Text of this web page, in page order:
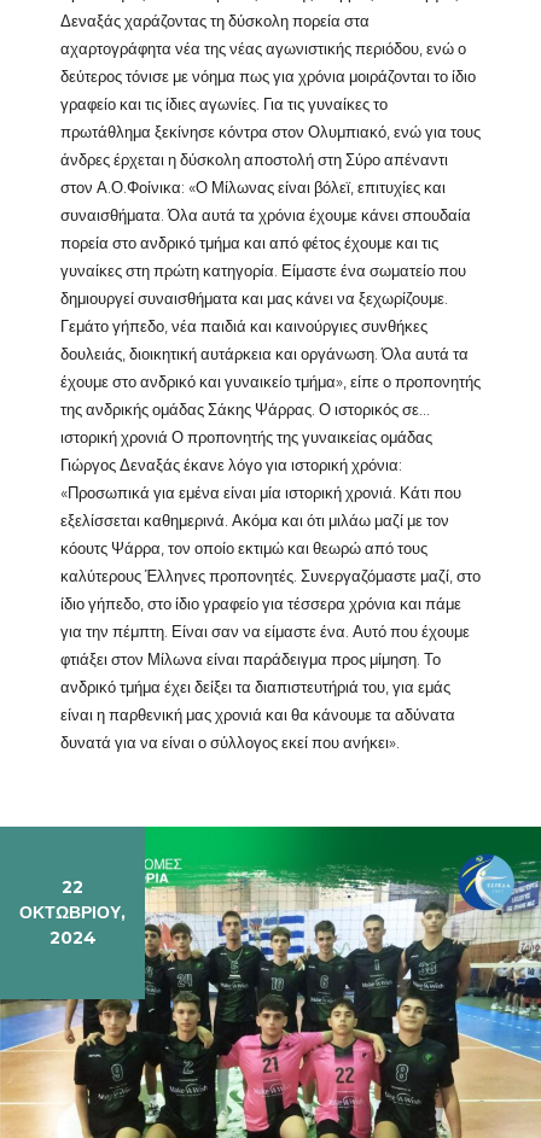
Δεναξάς χαράζοντας τη δύσκολη πορεία στα
αχαρτογράφητα νέα της νέας αγωνιστικής περιόδου, ενώ ο
δεύτερος τόνισε με νόημα πως για χρόνια μοιράζονται το ίδιο
γραφείο και τις ίδιες αγωνίες. Για τις γυναίκες το
πρωτάθλημα ξεκίνησε κόντρα στον Ολυμπιακό, ενώ για τους
άνδρες έρχεται η δύσκολη αποστολή στη Σύρο απέναντι
στον Α.Ο.Φοίνικα: «Ο Μίλωνας είναι βόλεϊ, επιτυχίες και
συναισθήματα. Όλα αυτά τα χρόνια έχουμε κάνει σπουδαία
πορεία στο ανδρικό τμήμα και από φέτος έχουμε και τις
γυναίκες στη πρώτη κατηγορία. Είμαστε ένα σωματείο που
δημιουργεί συναισθήματα και μας κάνει να ξεχωρίζουμε.
Γεμάτο γήπεδο, νέα παιδιά και καινούργιες συνθήκες
δουλειάς, διοικητική αυτάρκεια και οργάνωση. Όλα αυτά τα
έχουμε στο ανδρικό και γυναικείο τμήμα», είπε ο προπονητής
της ανδρικής ομάδας Σάκης Ψάρρας. Ο ιστορικός σε…
ιστορική χρονιά Ο προπονητής της γυναικείας ομάδας
Γιώργος Δεναξάς έκανε λόγο για ιστορική χρόνια:
«Προσωπικά για εμένα είναι μία ιστορική χρονιά. Κάτι που
εξελίσσεται καθημερινά. Ακόμα και ότι μιλάω μαζί με τον
κόουτς Ψάρρα, τον οποίο εκτιμώ και θεωρώ από τους
καλύτερους Έλληνες προπονητές. Συνεργαζόμαστε μαζί, στο
ίδιο γήπεδο, στο ίδιο γραφείο για τέσσερα χρόνια και πάμε
για την πέμπτη. Είναι σαν να είμαστε ένα. Αυτό που έχουμε
φτιάξει στον Μίλωνα είναι παράδειγμα προς μίμηση. Το
ανδρικό τμήμα έχει δείξει τα διαπιστευτήριά του, για εμάς
είναι η παρθενική μας χρονιά και θα κάνουμε τα αδύνατα
δυνατά για να είναι ο σύλλογος εκεί που ανήκει».
22
ΟΚΤΩΒΡΊΟΥ,
2024